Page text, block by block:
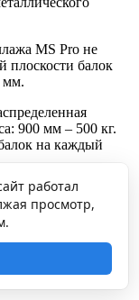
MS Pro не
плоскости балок
мм.
900 мм – 500 кг.
на каждый
стеллажа при
работал
просмотр,